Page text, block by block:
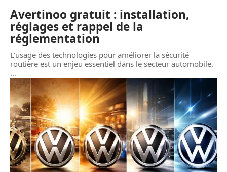
Avertinoo gratuit : installation,
réglages et rappel de la
réglementation
L'usage des technologies pour améliorer la sécurité
routière est un enjeu essentiel dans le secteur automobile.
…